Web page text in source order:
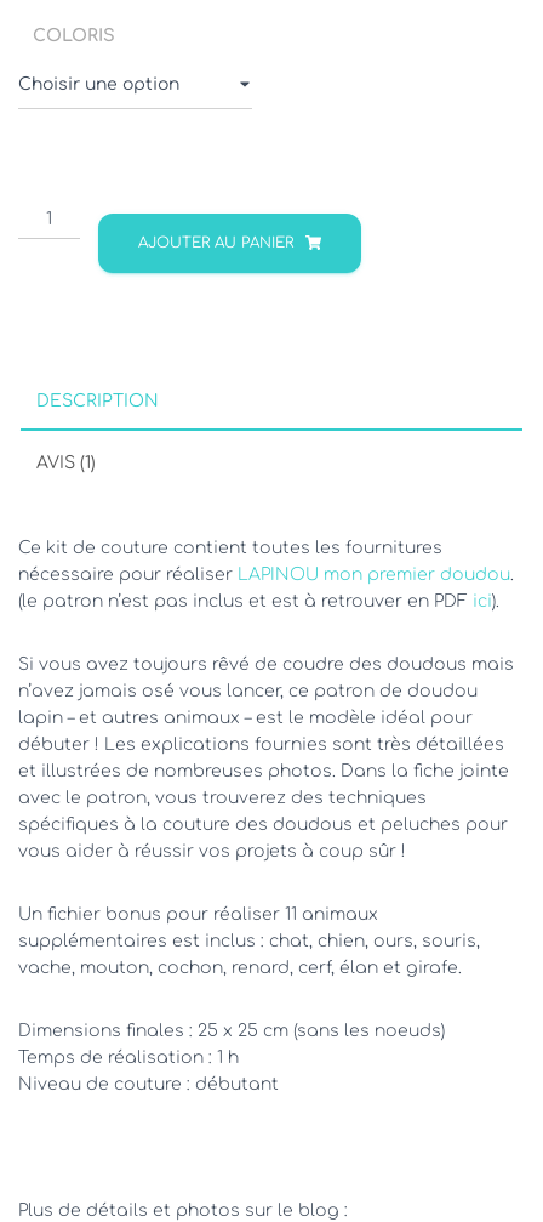
COLORIS
quantité
de
doudou
AJOUTER AU PANIER
DESCRIPTION
AVIS (1)
Ce kit de couture contient toutes les fournitures
nécessaire pour réaliser
LAPINOU mon premier doudou
(le patron n’est pas inclus et est à retrouver en PDF ici).
Si vous avez toujours rêvé de coudre des doudous mais
n’avez jamais osé vous lancer, ce patron de doudou
lapin – et autres animaux – est le modèle idéal pour
débuter ! Les explications fournies sont très détaillées
et illustrées de nombreuses photos. Dans la fiche jointe
avec le patron, vous trouverez des techniques
spécifiques à la couture des doudous et peluches pour
vous aider à réussir vos projets à coup sûr !
Un fichier bonus pour réaliser 11 animaux
supplémentaires est inclus : chat, chien, ours, souris,
vache, mouton, cochon, renard, cerf, élan et girafe.
Dimensions finales : 25 x 25 cm (sans les noeuds)
Temps de réalisation : 1 h
Niveau de couture : débutant
Plus de détails et photos sur le blog :